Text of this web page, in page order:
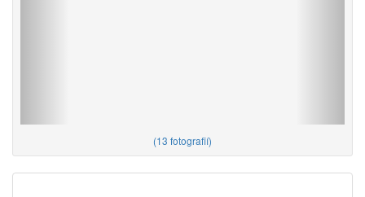
(13 fotografií)